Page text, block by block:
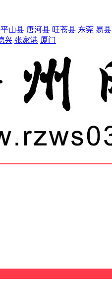
平山县 唐河县 旺苍县 东莞 易县
兴 张家港 厦门